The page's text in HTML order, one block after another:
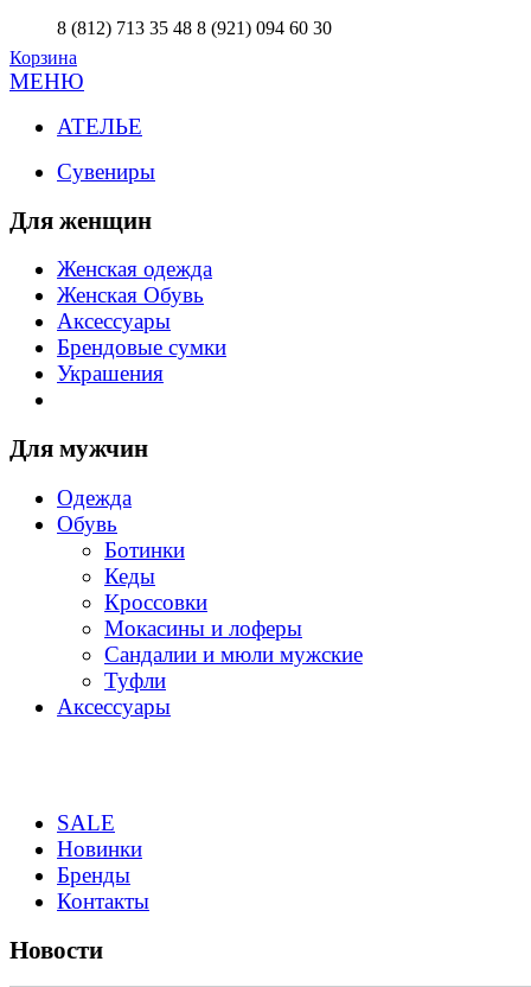
8 (812) 713 35 48 8 (921) 094 60 30
Корзина
МЕНЮ
АТЕЛЬЕ
Сувениры
Для женщин
Женская одежда
Женская Обувь
Аксессуары
Брендовые сумки
Украшения
Для мужчин
Одежда
Обувь
Ботинки
Кеды
Кроссовки
Мокасины и лоферы
Сандалии и мюли мужские
Туфли
Аксессуары
SALE
Новинки
Бренды
Контакты
Новости